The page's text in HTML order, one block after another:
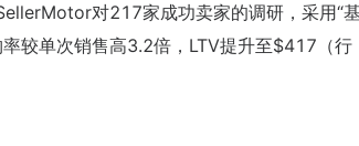
对217家成功卖家的调研，采用“基
较单次销售高3.2倍，LTV提升至$417（行